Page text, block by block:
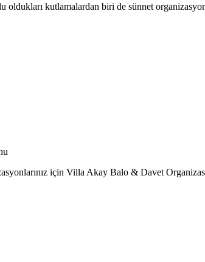
oldukları kutlamalardan biri de sünnet
için Villa Akay Balo & Davet